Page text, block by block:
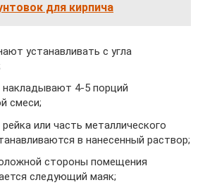
для кирпича
устанавливать с угла
накладывают 4-5 порций
смеси;
или часть металлического
в нанесенный раствор;
стороны помещения
следующий маяк;